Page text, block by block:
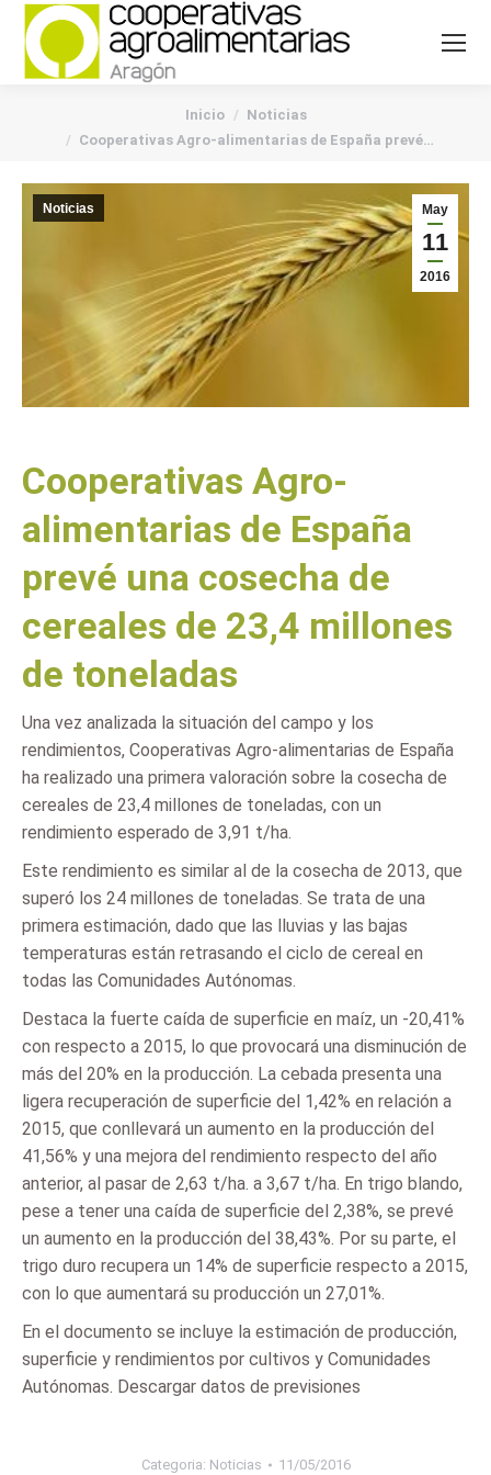
Inicio
Noticias
Cooperativas Agro-alimentarias de España prevé…
May
11
2016
Noticias
Cooperativas Agro-
alimentarias de España
prevé una cosecha de
cereales de 23,4 millones
de toneladas
Una vez analizada la situación del campo y los
rendimientos, Cooperativas Agro-alimentarias de España
ha realizado una primera valoración sobre la cosecha de
cereales de 23,4 millones de toneladas, con un
rendimiento esperado de 3,91 t/ha.
Este rendimiento es similar al de la cosecha de 2013, que
superó los 24 millones de toneladas. Se trata de una
primera estimación, dado que las lluvias y las bajas
temperaturas están retrasando el ciclo de cereal en
todas las Comunidades Autónomas.
Destaca la fuerte caída de superficie en maíz, un -20,41%
con respecto a 2015, lo que provocará una disminución de
más del 20% en la producción. La cebada presenta una
ligera recuperación de superficie del 1,42% en relación a
2015, que conllevará un aumento en la producción del
41,56% y una mejora del rendimiento respecto del año
anterior, al pasar de 2,63 t/ha. a 3,67 t/ha. En trigo blando,
pese a tener una caída de superficie del 2,38%, se prevé
un aumento en la producción del 38,43%. Por su parte, el
trigo duro recupera un 14% de superficie respecto a 2015,
con lo que aumentará su producción un 27,01%.
En el documento se incluye la estimación de producción,
superficie y rendimientos por cultivos y Comunidades
Autónomas. Descargar datos de previsiones
Categoria: Noticias 11/05/2016